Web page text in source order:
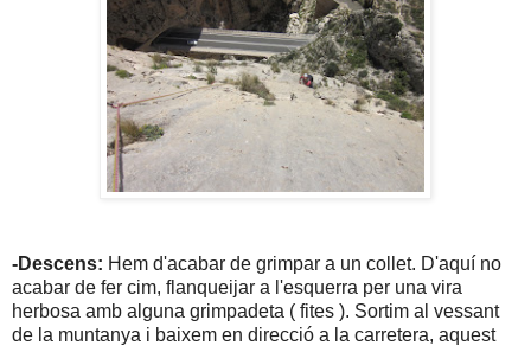
-Descens: Hem d'acabar de grimpar a un collet. D'aquí no
acabar de fer cim, flanqueijar a l'esquerra per una vira
herbosa amb alguna grimpadeta ( fites ). Sortim al vessant
de la muntanya i baixem en direcció a la carretera, aquest